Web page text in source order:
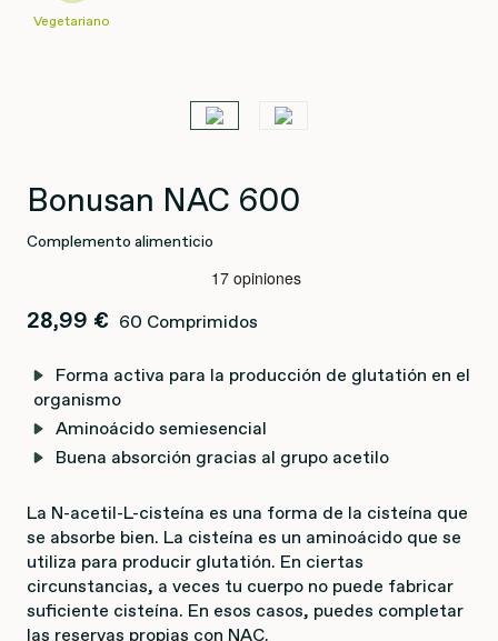
Vegetariano
Bonusan NAC 600
Complemento alimenticio
28,99 € 60 Comprimidos
Forma activa para la producción de glutatión en el
organismo
Aminoácido semiesencial
Buena absorción gracias al grupo acetilo
La N-acetil-L-cisteína es una forma de la cisteína que
se absorbe bien. La cisteína es un aminoácido que se
utiliza para producir glutatión. En ciertas
circunstancias, a veces tu cuerpo no puede fabricar
suficiente cisteína. En esos casos, puedes completar
las reservas propias con NAC.